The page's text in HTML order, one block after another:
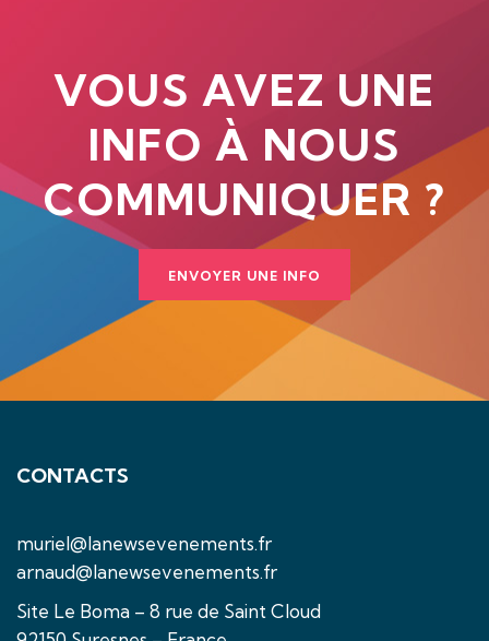
VOUS AVEZ UNE
INFO À NOUS
COMMUNIQUER ?
ENVOYER UNE INFO
CONTACTS
muriel@lanewsevenements.fr
arnaud@lanewsevenements.fr
Site Le Boma – 8 rue de Saint Cloud